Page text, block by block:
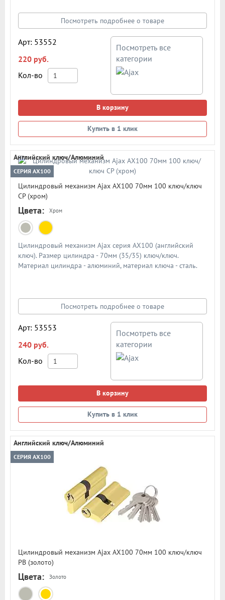
Посмотреть подробнее о товаре
Арт: 53552
220 руб.
Кол-во
Посмотреть все
категории
В корзину
Купить в 1 клик
Английский ключ/Алюминий
СЕРИЯ AX100
Цилиндровый механизм Ajax AX100 70мм 100 ключ/ключ
CP (хром)
Цвета: Хром
Цилиндровый механизм Ajax серия AX100 (английский
ключ). Размер цилиндра - 70мм (35/35) ключ/ключ.
Материал цилиндра - алюминий, материал ключа - сталь.
Посмотреть подробнее о товаре
Арт: 53553
240 руб.
Кол-во
Посмотреть все
категории
В корзину
Купить в 1 клик
Английский ключ/Алюминий
СЕРИЯ AX100
Цилиндровый механизм Ajax AX100 70мм 100 ключ/ключ
PB (золото)
Цвета: Золото